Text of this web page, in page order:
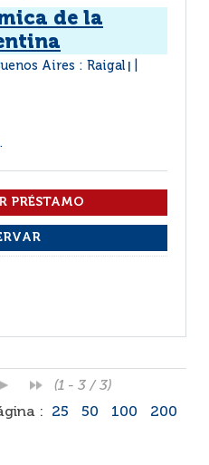
de la
Aires : Raigal
(1 - 3 / 3)
:
25 50 100 200